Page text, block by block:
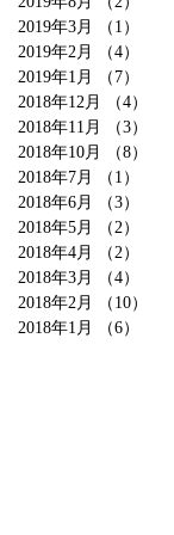
2019年3月
（1）
2019年2月
（4）
2019年1月
（7）
2018年12月
（4）
2018年11月
（3）
2018年10月
（8）
2018年7月
（1）
2018年6月
（3）
2018年5月
（2）
2018年4月
（2）
2018年3月
（4）
2018年2月
（10）
2018年1月
（6）